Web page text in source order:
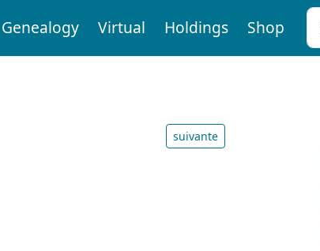
Genealogy Virtual Holdings Shop
suivante